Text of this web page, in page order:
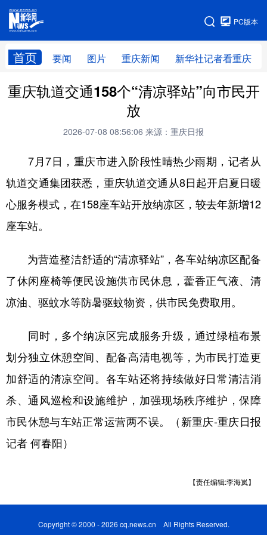
PC版本
首页 要闻 图片 重庆新闻 新华社记者看重庆
网站地图
重庆轨道交通158个“清凉驿站”向市民开
放
2026-07-08 08:56:06 来源：重庆日报
7月7日，重庆市进入阶段性晴热少雨期，记者从
轨道交通集团获悉，重庆轨道交通从8日起开启夏日暖
心服务模式，在158座车站开放纳凉区，较去年新增12
座车站。
为营造整洁舒适的“清凉驿站”，各车站纳凉区配备
了休闲座椅等便民设施供市民休息，藿香正气液、清
凉油、驱蚊水等防暑驱蚊物资，供市民免费取用。
同时，多个纳凉区完成服务升级，通过绿植布景
划分独立休憩空间、配备高清电视等，为市民打造更
加舒适的清凉空间。各车站还将持续做好日常清洁消
杀、通风巡检和设施维护，加强现场秩序维护，保障
市民休憩与车站正常运营两不误。（新重庆-重庆日报
记者 何春阳）
【责任编辑:李海岚】
Copyright © 2000 - 2026 cq.news.cn All Rights Reserved.